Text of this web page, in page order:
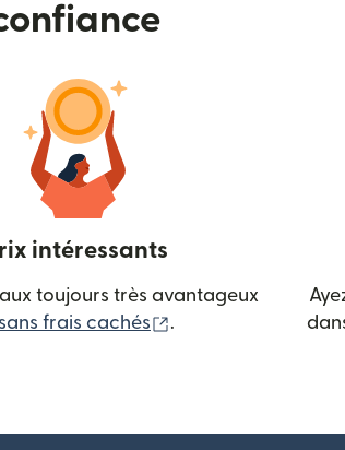
intéressants
toujours très avantageux
sans frais cachés (s'ouvre dans une
.